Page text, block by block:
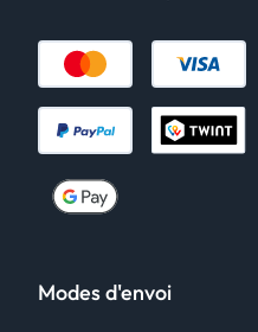
Modes d'envoi